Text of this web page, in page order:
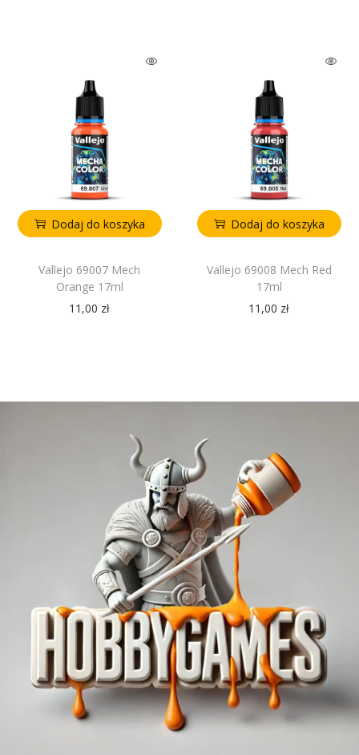
Dodaj do koszyka
Vallejo 69007 Mech
Orange 17ml
11,00 zł
Dodaj do koszyka
Vallejo 69008 Mech Red
17ml
11,00 zł